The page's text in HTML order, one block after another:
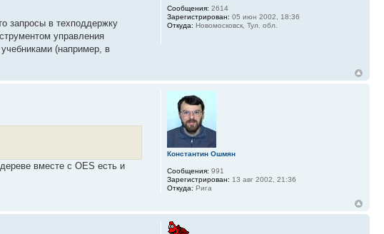
запросы в техподдержку
управления
(например, в
Сообщения: 2614
Зарегистрирован: 05 июн 2002, 18:36
Откуда: Новомосковск, Тул. обл.
вместе с OES есть и
Константин Ошмян
Сообщения: 991
Зарегистрирован: 13 авг 2002, 21:36
Откуда: Рига